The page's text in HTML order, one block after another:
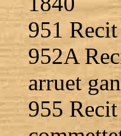
951
952A
arruet
955